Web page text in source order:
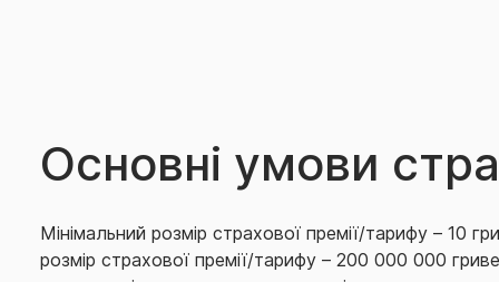
власників транспортних засобів, включаючи
перевізника);
одурманюючими засобами;
заборони або обмеження грошових переказів
Основні умови
Мінімальний розмір страхової премії/тарифу – 10
розмір страхової премії/тарифу – 200 000 000